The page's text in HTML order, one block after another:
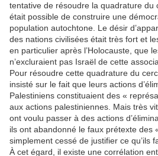
tentative de résoudre la quadrature du
était possible de construire une
population autochtone. Le désir
des nations civilisées était très fort et
en particulier après l’Holocauste, que
n’excluraient pas Israël de cette
Pour résoudre cette quadrature du
insisté sur le fait que leurs actions
Palestiniens constituaient des «
aux actions palestiniennes. Mais très
ont voulu passer à des actions
ils ont abandonné le faux prétexte des
simplement cessé de justifier ce qu’ils
À cet égard, il existe une corrélation